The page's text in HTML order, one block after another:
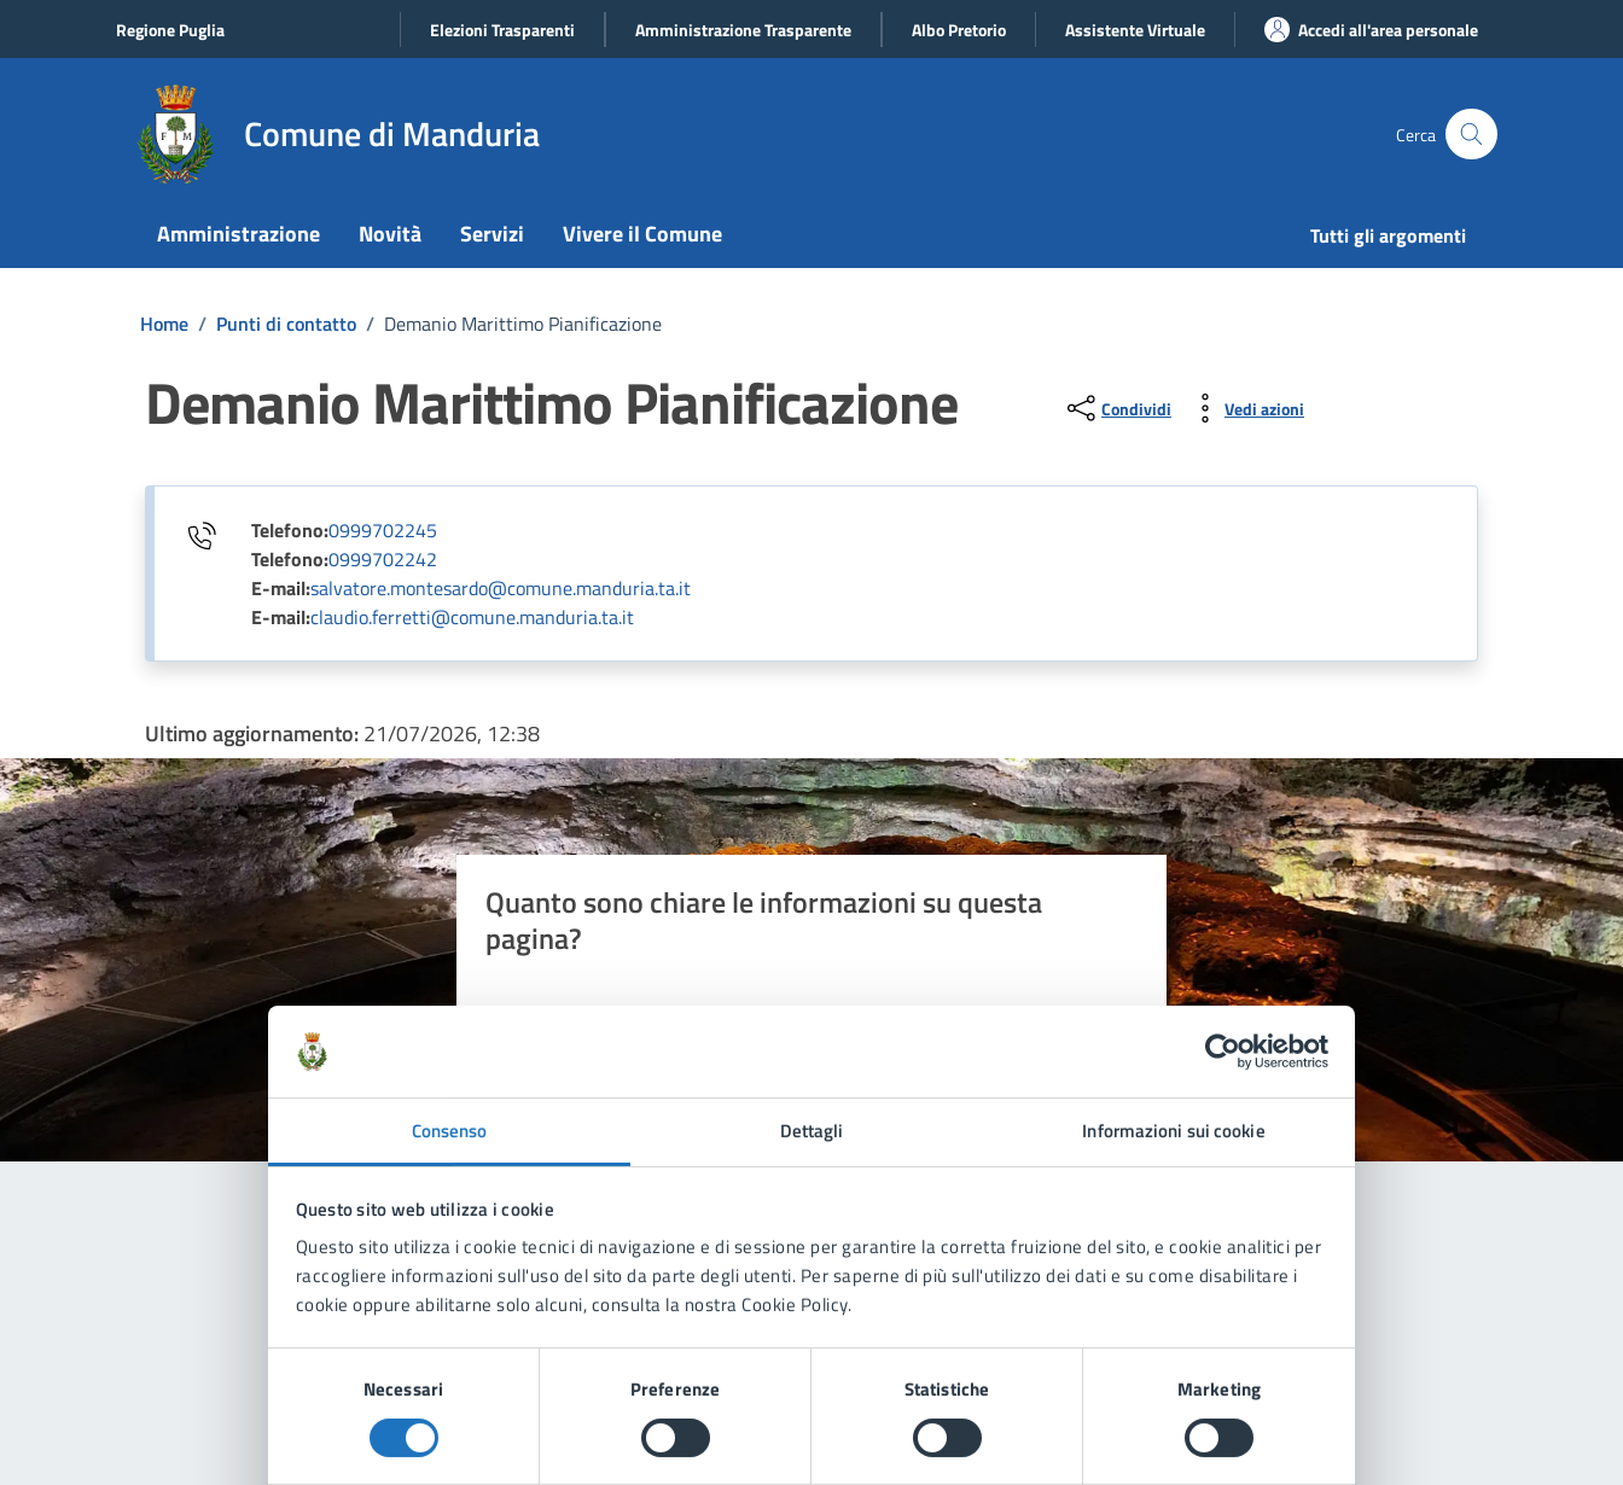
Consenso Dettagli Informazioni sui cookie
Questo sito web utilizza i cookie
Questo sito utilizza i cookie tecnici di navigazione e di sessione per garantire la corretta fruizione del sito, e cookie analitici per
raccogliere informazioni sull'uso del sito da parte degli utenti. Per saperne di più sull'utilizzo dei dati e su come disabilitare i
cookie oppure abilitarne solo alcuni, consulta la nostra Cookie Policy.
Necessari Preferenze Statistiche Marketing
Regione Puglia Elezioni Trasparenti Amministrazione Trasparente Albo Pretorio Assistente Virtuale Accedi all'area personale
Comune di Manduria Cerca
Amministrazione Novità Servizi Vivere il Comune Tutti gli argomenti
Home / Punti di contatto / Demanio Marittimo Pianificazione
Demanio Marittimo Pianificazione Condividi Vedi azioni
Telefono:0999702245
Telefono:0999702242
E-mail:salvatore.montesardo@comune.manduria.ta.it
E-mail:claudio.ferretti@comune.manduria.ta.it
Ultimo aggiornamento:21/07/2026, 12:38
Quanto sono chiare le informazioni su questa
pagina?
Contatta il comune
Leggi le domande frequenti
Prenota appuntamento